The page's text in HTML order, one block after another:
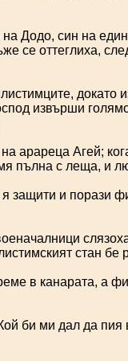
Додо, син на
се оттеглиха,
докато
извърши
арареца Агей;
пълна с леща, и
я защити и порази
стан бе
в канарата, а
би ми дал да пия